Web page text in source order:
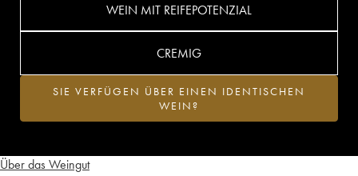
Über das Weingut
WEIN MIT REIFEPOTENZIAL
CREMIG
SIE VERFÜGEN ÜBER EINEN IDENTISCHEN
WEIN?